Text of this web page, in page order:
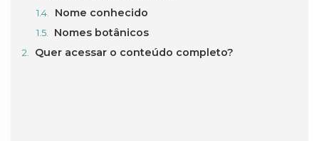
Nome conhecido
Nomes botânicos
Quer acessar o conteúdo completo?